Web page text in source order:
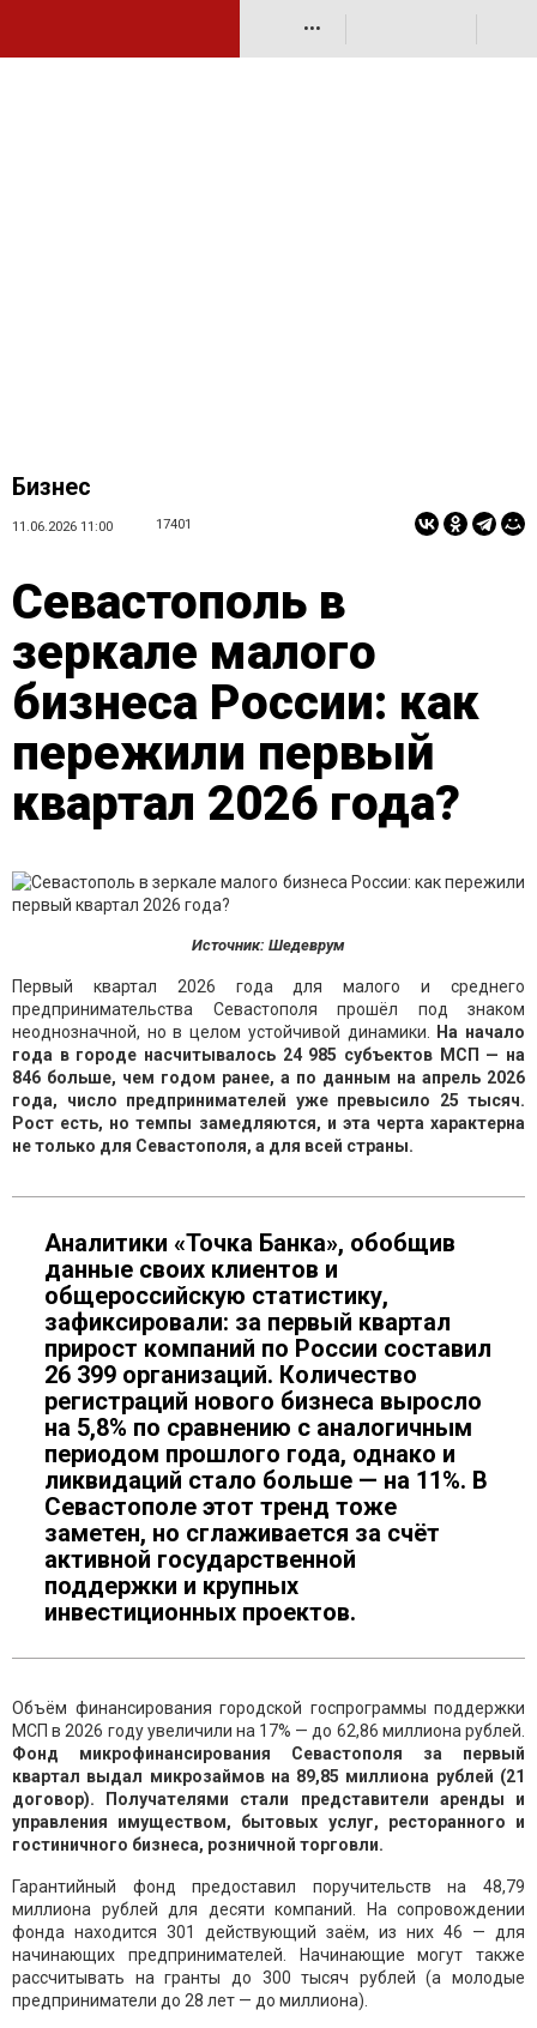
•••
Бизнес
11.06.2026 11:00 17401
Севастополь в
зеркале малого
бизнеса России: как
пережили первый
квартал 2026 года?
Источник: Шедеврум
Первый квартал 2026 года для малого и среднего
предпринимательства Севастополя прошёл под знаком
неоднозначной, но в целом устойчивой динамики.
На начало
года в городе насчитывалось 24 985 субъектов МСП — на
846 больше, чем годом ранее, а по данным на апрель 2026
года, число предпринимателей уже превысило 25 тысяч.
Рост есть, но темпы замедляются, и эта черта характерна
не только для Севастополя, а для всей страны.
Аналитики «Точка Банка», обобщив
данные своих клиентов и
общероссийскую статистику,
зафиксировали: за первый квартал
прирост компаний по России составил
26 399 организаций. Количество
регистраций нового бизнеса выросло
на 5,8% по сравнению с аналогичным
периодом прошлого года, однако и
ликвидаций стало больше — на 11%. В
Севастополе этот тренд тоже
заметен, но сглаживается за счёт
активной государственной
поддержки и крупных
инвестиционных проектов.
Объём финансирования городской госпрограммы поддержки
МСП в 2026 году увеличили на 17% — до 62,86 миллиона рублей.
Фонд микрофинансирования Севастополя за первый
квартал выдал микрозаймов на 89,85 миллиона рублей (21
договор). Получателями стали представители аренды и
управления имуществом, бытовых услуг, ресторанного и
гостиничного бизнеса, розничной торговли.
Гарантийный фонд предоставил поручительств на 48,79
миллиона рублей для десяти компаний. На сопровождении
фонда находится 301 действующий заём, из них 46 — для
начинающих предпринимателей. Начинающие могут также
рассчитывать на гранты до 300 тысяч рублей (а молодые
предприниматели до 28 лет — до миллиона).